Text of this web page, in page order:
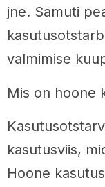
jne. Samuti
valmimise
Mis on hoone
kasutusviis,
Hoone